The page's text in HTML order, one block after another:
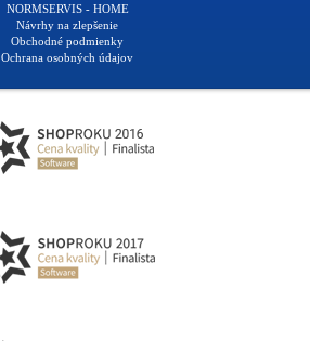
NORMSERVIS - HOME
Návrhy na zlepšenie
Obchodné podmienky
Ochrana osobných údajov